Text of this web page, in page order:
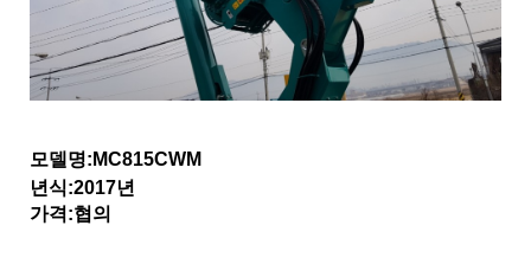
모델명:MC815CWM
년식:2017년
가격:협의